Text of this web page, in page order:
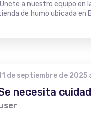
a nuestro equipo
de humo ubicada en
de septiembre de 2025
necesita